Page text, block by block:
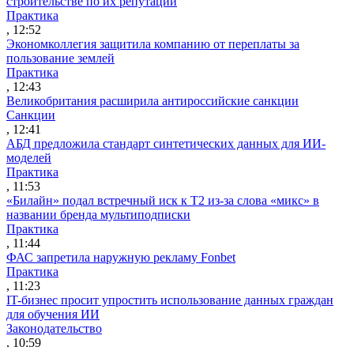
Практика
, 12:52
Экономколлегия защитила компанию от переплаты за
пользование землей
Практика
, 12:43
Великобритания расширила антироссийские санкции
Санкции
, 12:41
АБД предложила стандарт синтетических данных для ИИ-
моделей
Практика
, 11:53
«Билайн» подал встречный иск к Т2 из-за слова «микс» в
названии бренда мультиподписки
Практика
, 11:44
ФАС запретила наружную рекламу Fonbet
Практика
, 11:23
IT-бизнес просит упростить использование данных граждан
для обучения ИИ
Законодательство
, 10:59